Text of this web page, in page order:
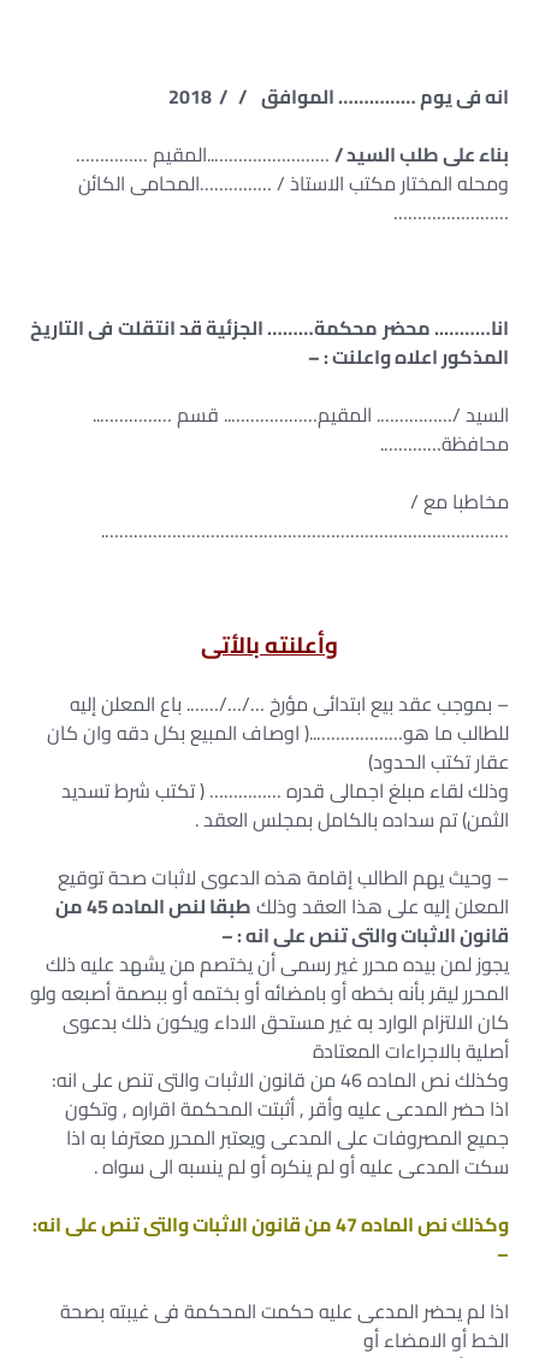
انه فى يوم …………… الموافق / / 2018
بناء على طلب السيد /……………………..المقيم ……………
ومحله المختار مكتب الاستاذ / ……………المحامى الكائن
……………………
انا……….. محضر محكمة……… الجزئية قد انتقلت فى التاريخ
المذكور اعلاه واعلنت : –
السيد /……………. المقيم……………….. قسم ……………..
محافظة………….
مخاطبا مع /
………………………………………………………………………….
وأعلنته بالأتى
– بموجب عقد بيع ابتدائى مؤرخ …/…/……. باع المعلن إليه
للطالب ما هو………………..( اوصاف المبيع بكل دقه وان كان
عقار تكتب الحدود)
وذلك لقاء مبلغ اجمالى قدره …………… ( تكتب شرط تسديد
الثمن) تم سداده بالكامل بمجلس العقد .
– وحيث يهم الطالب إقامة هذه الدعوى لاثبات صحة توقيع
المعلن إليه على هذا العقد وذلك
طبقا لنص الماده 45 من
قانون الاثبات والتى تنص على انه : –
يجوز لمن بيده محرر غير رسمى أن يختصم من يشهد عليه ذلك
المحرر ليقر بأنه بخطه أو بامضائه أو بختمه أو ببصمة أصبعه ولو
كان الالتزام الوارد به غير مستحق الاداء ويكون ذلك بدعوى
أصلية بالاجراءات المعتادة
وكذلك نص الماده 46 من قانون الاثبات والتى تنص على انه:
اذا حضر المدعى عليه وأقر , أثبتت المحكمة اقراره , وتكون
جميع المصروفات على المدعى ويعتبر المحرر معترفا به اذا
سكت المدعى عليه أو لم ينكره أو لم ينسبه الى سواه .
وكذلك نص الماده 47 من قانون الاثبات والتى تنص على انه:
–
اذا لم يحضر المدعى عليه حكمت المحكمة فى غيبته بصحة
الخط أو الامضاء أو